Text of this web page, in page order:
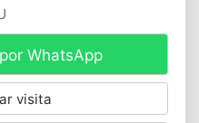
WhatsApp
visita